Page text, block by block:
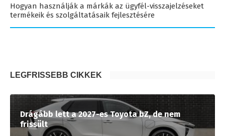
Hogyan használják a márkák az ügyfél-visszajelzéseket
termékeik és szolgáltatásaik fejlesztésére
LEGFRISSEBB CIKKEK
Drágább lett a 2027-es Toyota bZ, de nem
frissült